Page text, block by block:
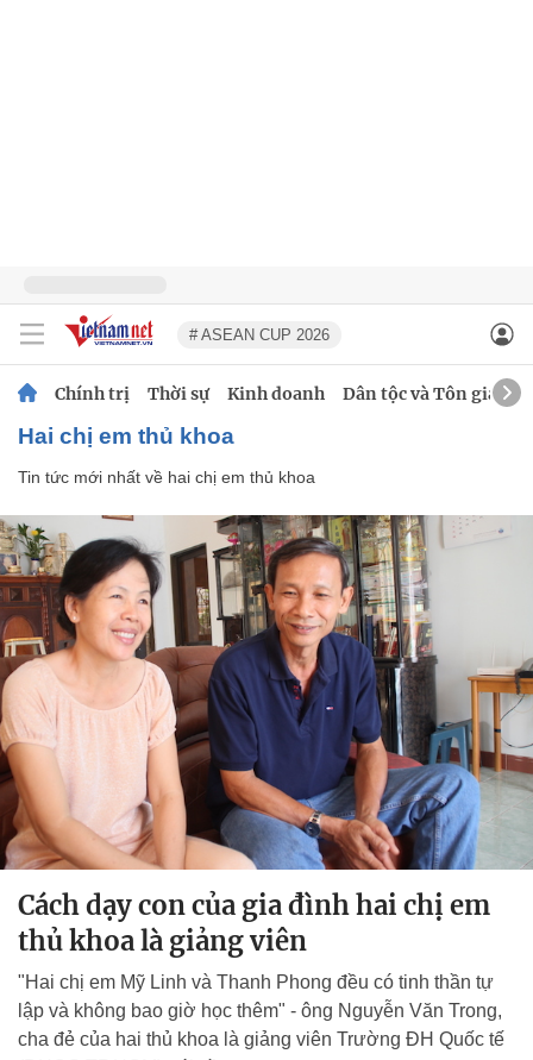
# ASEAN CUP 2026
Chính trị Thời sự Kinh doanh Dân tộc và Tôn giáo
hai chị em thủ khoa
Tin tức mới nhất về hai chị em thủ khoa
Cách dạy con của gia đình hai chị em
thủ khoa là giảng viên
"Hai chị em Mỹ Linh và Thanh Phong đều có tinh thần tự
lập và không bao giờ học thêm" - ông Nguyễn Văn Trong,
cha đẻ của hai thủ khoa là giảng viên Trường ĐH Quốc tế